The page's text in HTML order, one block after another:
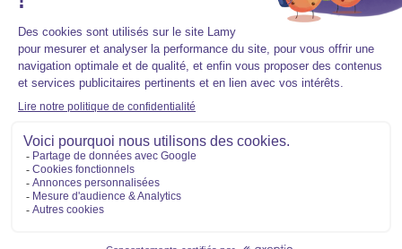
Politique de protection des données personnelles
Accessibilité : partiellement conforme